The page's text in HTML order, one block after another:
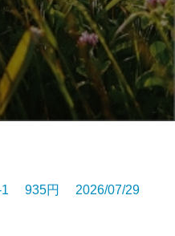
1 935円 2026/07/29